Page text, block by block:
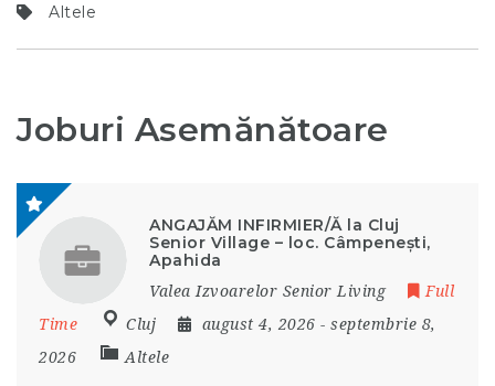
Altele
Joburi Asemănătoare
ANGAJĂM INFIRMIER/Ă la Cluj
Senior Village – loc. Câmpenești,
Apahida
Valea Izvoarelor Senior Living
Full
Time
Cluj august 4, 2026 - septembrie 8,
2026
Altele